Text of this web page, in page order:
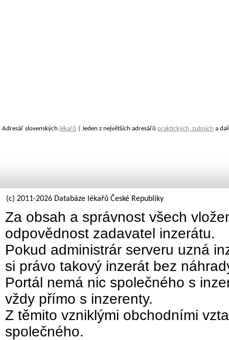
Adresář slovenských lékařů | Jeden z největších adresářů praktických, zubních a
(c) 2011-2026 Databáze lékařů České Republiky
Za obsah a správnost všech
odpovědnost zadavatel inzerátu.
Pokud administrár serveru uzná
si právo takový inzerát bez
Portál nemá nic společného s
vždy přímo s inzerenty.
Z těmito vzniklými obchodními
společného.